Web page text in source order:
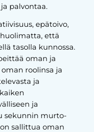
palvontaa.
epätoivo,
että
tasolla kunnossa.
oman ja
roolinsa ja
ja
ja
sekunnin murto-
sallittua oman